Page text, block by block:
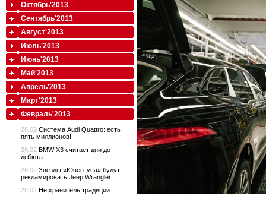
Октябрь'2013
Сентябрь'2013
Август'2013
Июль'2013
Июнь'2013
Май'2013
Апрель'2013
Март'2013
Февраль'2013
28.02 Cистема Audi Quattro: есть
пять миллионов!
26.02 BMW X3 считает дни до
дебюта
26.02 Звезды «Ювентуса» будут
рекламировать Jeep Wrangler
25.02 Не хранитель традиций